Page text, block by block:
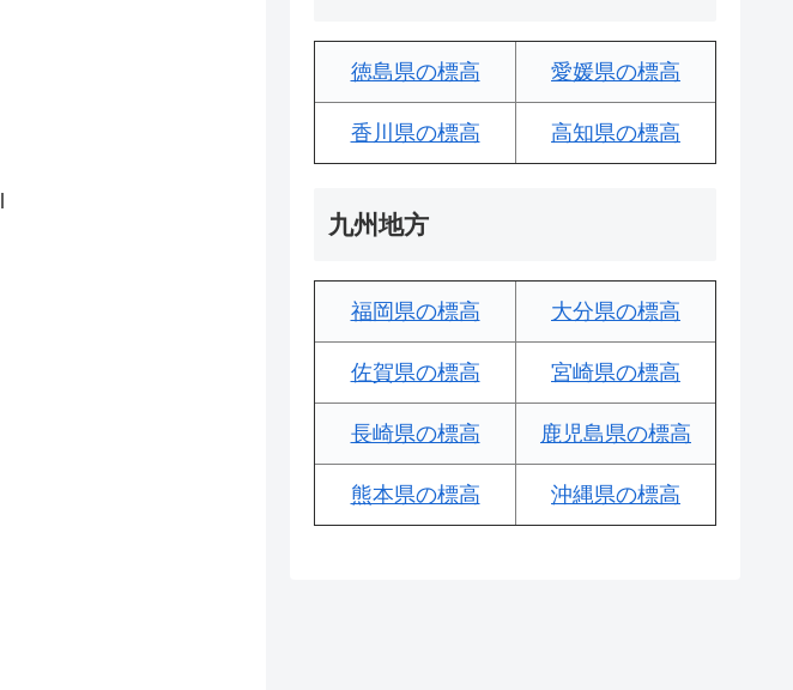
徳島県の標高 愛媛県の標高
香川県の標高 高知県の標高
九州地方
福岡県の標高 大分県の標高
佐賀県の標高 宮崎県の標高
長崎県の標高 鹿児島県の標高
熊本県の標高 沖縄県の標高